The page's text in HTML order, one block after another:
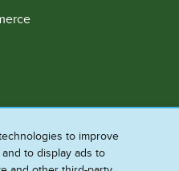
to improve
to display ads to